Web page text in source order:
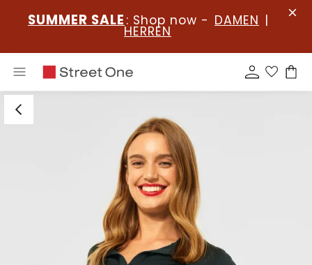
SUMMER SALE : Shop now - DAMEN |
HERREN